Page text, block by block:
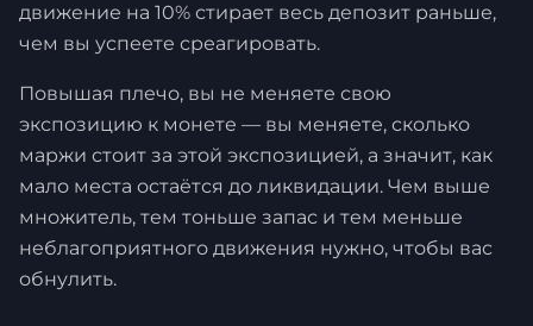
движение на 10% стирает весь депозит раньше,
чем вы успеете среагировать.
Повышая плечо, вы не меняете свою
экспозицию к монете — вы меняете, сколько
маржи стоит за этой экспозицией, а значит, как
мало места остаётся до ликвидации. Чем выше
множитель, тем тоньше запас и тем меньше
неблагоприятного движения нужно, чтобы вас
обнулить.